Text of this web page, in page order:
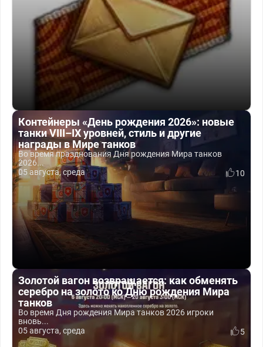
Контейнеры «День рождения 2026»: новые
танки VIII–IX уровней, стиль и другие
награды в Мире танков
Во время празднования Дня рождения Мира танков
2026...
05 августа, среда
10
Золотой вагон возвращается: как обменять
серебро на золото ко Дню рождения Мира
танков
Во время Дня рождения Мира танков 2026 игроки
вновь...
05 августа, среда
5